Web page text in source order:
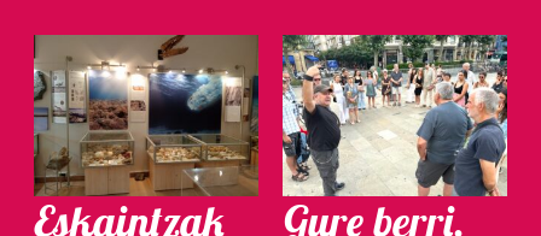
Eskaintzak Gure berri.